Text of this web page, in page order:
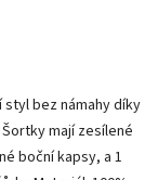
styl bez námahy díky
mají zesílené
boční kapsy, a 1